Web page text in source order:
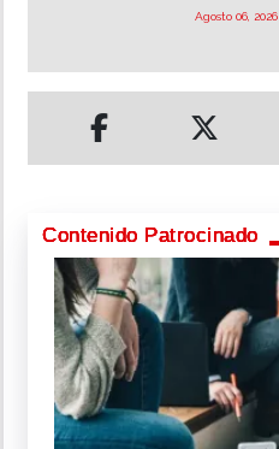
Agosto 06, 2026
Contenido Patrocinado